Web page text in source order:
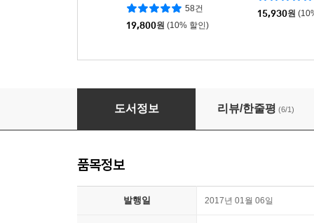
58건
19,800원 (10% 할인)
15,930원
학생자치를 말하다
도서정보 리뷰/한줄평 (6/1)
품목정보
발행일 2017년 01월 06일